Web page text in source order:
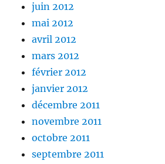
juin 2012
mai 2012
avril 2012
mars 2012
février 2012
janvier 2012
décembre 2011
novembre 2011
octobre 2011
septembre 2011